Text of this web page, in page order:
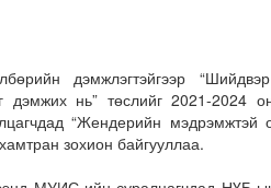
дэмжлэгтэйгээр
дэмжих нь” төслийг 2021-2024
“Жендерийн мэдрэмжтэй
зохион байгууллаа.